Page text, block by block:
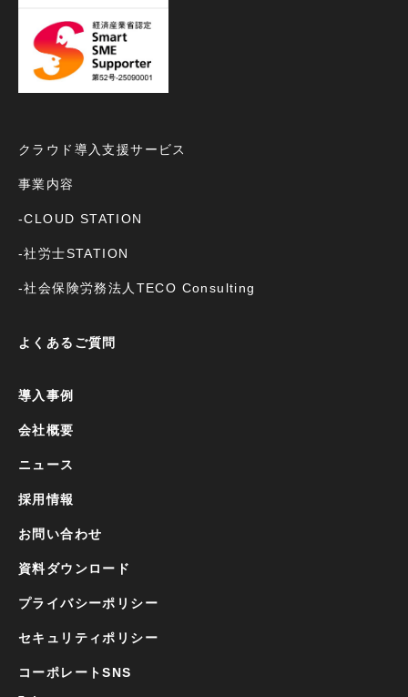
クラウド導入支援サービス
事業内容
-CLOUD STATION
-社労士STATION
-社会保険労務法人TECO Consulting
よくあるご質問
導入事例
会社概要
ニュース
採用情報
お問い合わせ
資料ダウンロード
プライバシーポリシー
セキュリティポリシー
コーポレートSNS